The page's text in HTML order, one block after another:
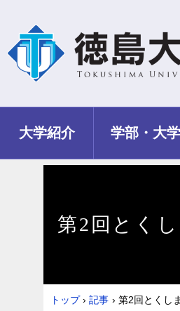
大学紹介 学部・大
第2回とく
トップ › 記事 › 第2回とくし